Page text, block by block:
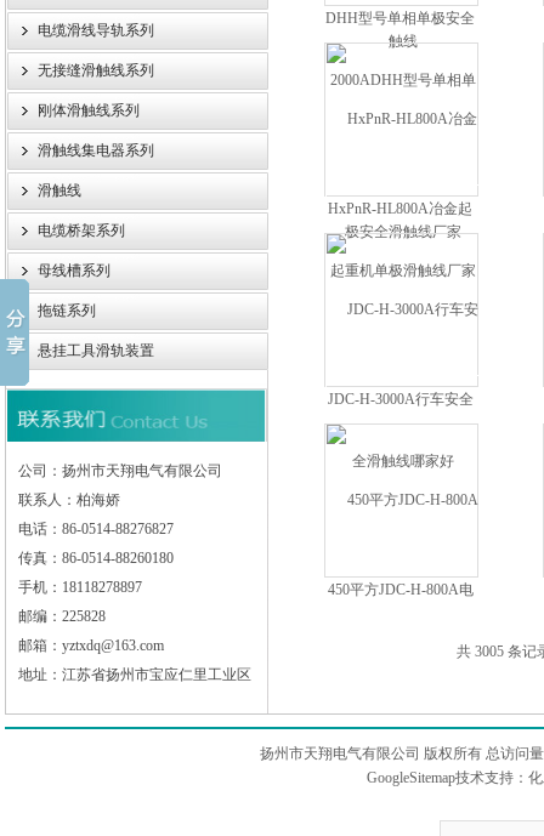
电缆滑线导轨系列
无接缝滑触线系列
刚体滑触线系列
滑触线集电器系列
滑触线
电缆桥架系列
母线槽系列
拖链系列
悬挂工具滑轨装置
公司：扬州市天翔电气有限公司
联系人：柏海娇
电话：86-0514-88276827
传真：86-0514-88260180
手机：18118278897
邮编：225828
邮箱：yztxdq@163.com
地址：江苏省扬州市宝应仁里工业区
DHH型号单相单极安全
滑触线厂家
HxPnR-HL800A冶金起
重机单极滑触线厂家
JDC-H-3000A行车安全
滑触线哪家好
450平方JDC-H-800A电
共 3005 条记
扬州市天翔电气有限公司 版权所有 总访问
GoogleSitemap技术支持：